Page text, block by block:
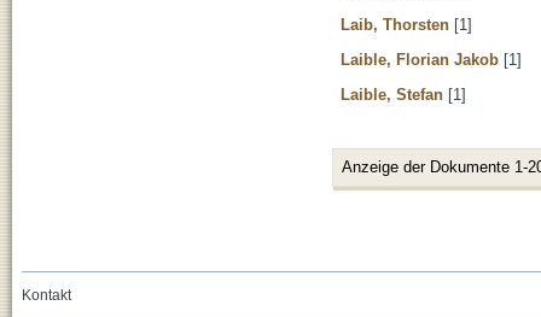
Laib, Thorsten [1]
Laible, Florian Jakob [1]
Laible, Stefan [1]
Anzeige der Dokumente 1-
Kontakt